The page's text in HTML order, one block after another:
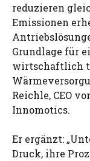
reduzieren
Emissionen
Grundlage für
wirtschaftlich
Reichle, CEO
Innomotics.
Er ergänzt:
Druck, ihre